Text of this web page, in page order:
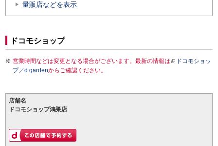
量販店などを表示
ドコモショップ
営業時間などは変更となる場合がございます。最新の情報は
ドコモショッ
プ／d gardenからご確認ください。
店舗名
ドコモショップ鴻巣店